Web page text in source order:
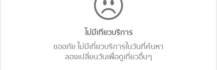
ไม่มีเทียวบริการ
ขออภัย ไม่มีเที่ยวบริการในวันที่ค้นหา
ลองเปลี่ยนวันเพื่อดูเที่ยวอื่นๆ